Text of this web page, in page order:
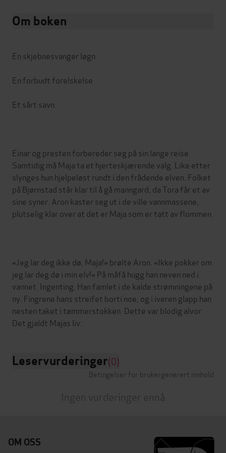
Om boken
En skjebnesvanger løgn
En forbudt forelskelse
Et sårt savn
Einar og presten forbereder seg på sin lange reise.
Samtidig må Maja ta et hjerteskjærende valg. Like etter
slynges hun hjelpeløst rundt i den frådende elven. Folket
på Bjørnstad står klar til å gå manngard, da Tora får et av
sine syner. Aron kaster seg ut i de ville vannmassene,
plutselig klar over at det er Maja som er tatt av flommen.
«Jeg lar deg ikke dø, Maja!» brølte Aron. «Ikke pokker om
jeg lar deg dø i min elv!» På måfå hugg han neven ned i
vannet. Ingenting. Han famlet i de kalde strømningene på
ny. Fingrene hans streifet borti noe, og i iveren glapp han
nesten taket i tømmerstokken. Dette var blodig alvor.
Leservurderinger(0)
Betingelser for brukergenerert innhold
Ingen vurderinger ennå
OM OSS